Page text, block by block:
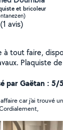
et bricoleur
(1 avis)
à tout faire,
Plaquiste
les faux
rénovation et
et divers
à me
par Gaëtan : 5/5
car j'ai trouvé